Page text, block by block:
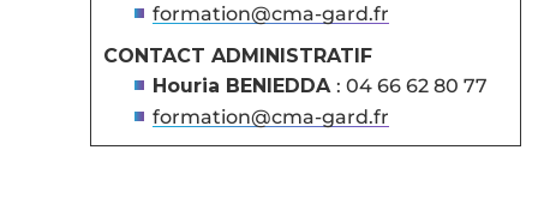
formation@cma-gard.fr
CONTACT ADMINISTRATIF
Houria BENIEDDA : 04 66 62 80 77
formation@cma-gard.fr